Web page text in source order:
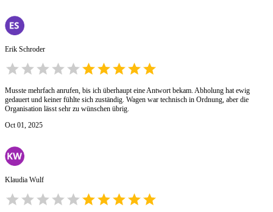
Erik Schroder
Musste mehrfach anrufen, bis ich überhaupt eine Antwort bekam. Abholung hat ewig
gedauert und keiner fühlte sich zuständig. Wagen war technisch in Ordnung, aber die
Organisation lässt sehr zu wünschen übrig.
Oct 01, 2025
Klaudia Wulf